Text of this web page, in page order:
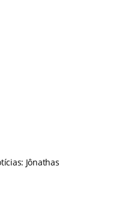
Jônathas